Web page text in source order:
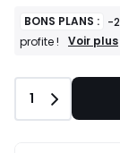
BONS PLANS : -
profite !
BONS
-20%
l’achat
Voir plus
Quantité
1